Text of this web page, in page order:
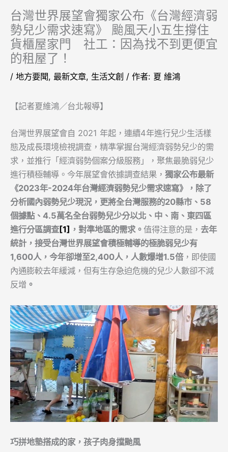
台灣世界展望會獨家公布《台灣經濟弱
勢兒少需求速寫》 颱風天小五生撐住
貨櫃屋家門 社工：因為找不到更便宜
的租屋了！
/ 地方要聞, 最新文章, 生活文創 / 作者: 夏 維鴻
【記者夏維鴻／台北報導】
台灣世界展望會自 2021 年起，連續4年進行兒少生活樣
態及成長環境檢視調查，精準掌握台灣經濟弱勢兒少的需
求，並推行「經濟弱勢個案分級服務」，聚焦最脆弱兒少
進行積極輔導。今年展望會依據調查結果， 獨家公布最新
《2023年-2024年台灣經濟弱勢兒少需求速寫》，除了
分析國內弱勢兒少現況，更將全台灣服務的20縣市、 58
個據點、 4.5萬名全台弱勢兒少分以北、中、南、東四區
進行分區調查 [1] ，對準地區的需求。 值得注意的是， 去年
統計，接受台灣世界展望會積極輔導的極脆弱兒少有
1,600人，今年卻增至2,400人，人數爆增1.5倍，即使國
內通膨較去年緩減，但有生存急迫危機的兒少人數卻不減
反增 。
巧拼地墊搭成的家，孩子肉身擋颱風